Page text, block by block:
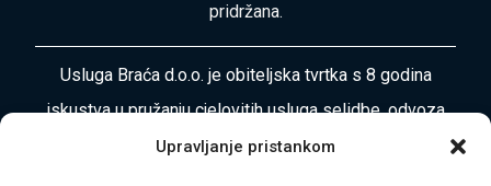
Upravljanje pristankom
pridržana.
Usluga Braća d.o.o. je obiteljska tvrtka s 8 godina
iskustva u pružanju cjelovitih usluga selidbe, odvoza
otpada, čišćenja i uređenja okoliša diljem